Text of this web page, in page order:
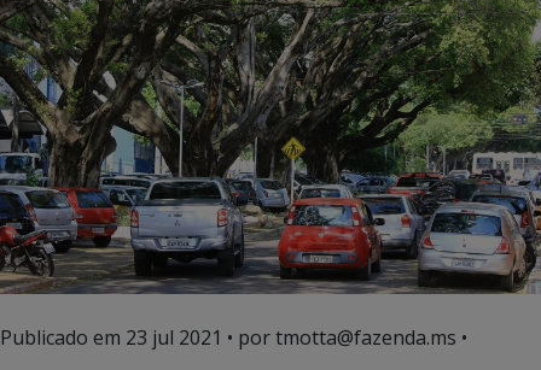
Publicado em 23 jul 2021 • por tmotta@fazenda.ms •